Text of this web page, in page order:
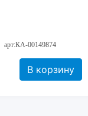
арт:КА-00149874
В корзину